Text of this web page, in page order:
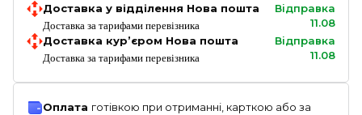
Доставка у відділення Нова пошта
Доставка за тарифами перевізника
Відправка
11.08
Доставка кур’єром Нова пошта
Доставка за тарифами перевізника
Відправка
11.08
Оплата готівкою при отриманні, карткою або за